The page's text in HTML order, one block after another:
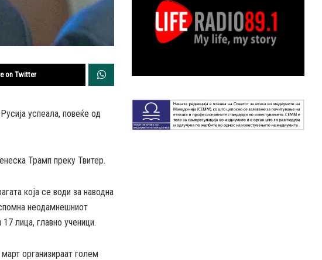
on Twitter
успеала, повеќе од
Трамп преку Твитер.
која се води за наводна
неодамнешниот
лица, главно ученици.
организираат голем